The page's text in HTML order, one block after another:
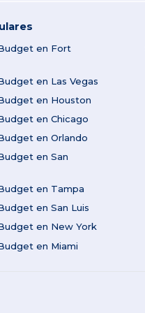
en Fort
en Las Vegas
en Houston
en Chicago
en Orlando
en San
en Tampa
en San Luis
en New York
en Miami